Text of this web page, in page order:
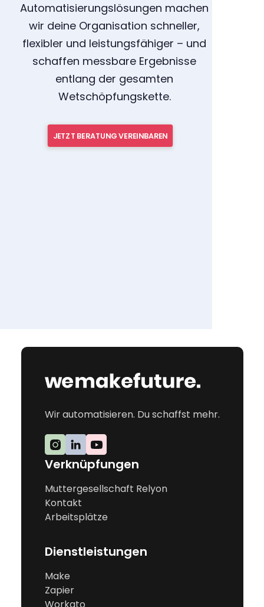
Automatisierungslösungen machen
wir deine Organisation schneller,
flexibler und leistungsfähiger – und
schaffen messbare Ergebnisse
entlang der gesamten
Wetschöpfungskette.
JETZT BERATUNG VEREINBAREN
Wir automatisieren. Du schaffst mehr.
Verknüpfungen
Muttergesellschaft Relyon
Kontakt
Arbeitsplätze
Dienstleistungen
Make
Zapier